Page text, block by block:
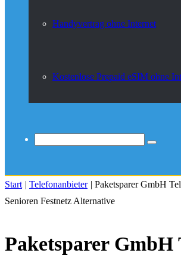
Handyvertrag ohne Internet
Kostenlose Prepaid eSIM ohne
Suchen...
Start | Telefonanbieter| Paketsparer GmbH
Senioren Festnetz Alternative
Paketsparer GmbH